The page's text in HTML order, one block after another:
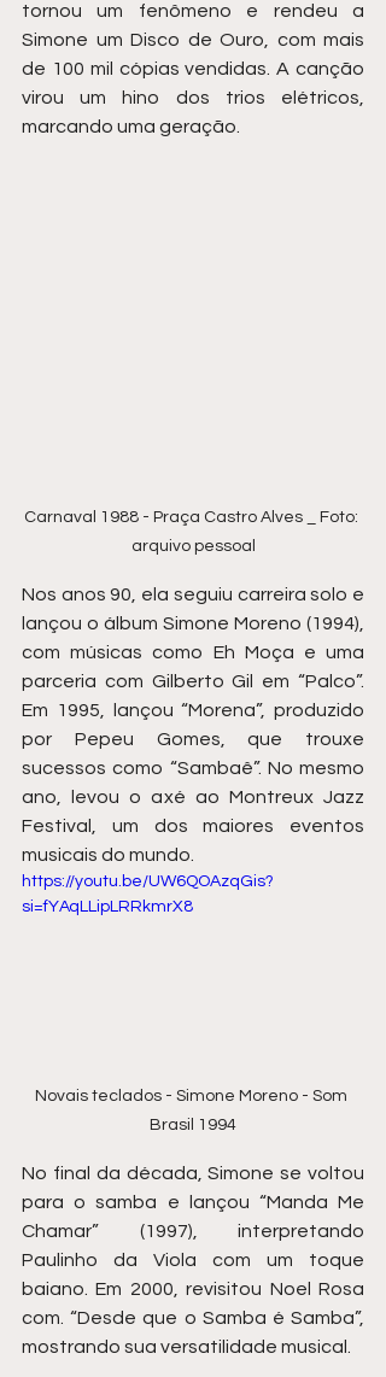
tornou um fenômeno e rendeu a
Simone um Disco de Ouro, com mais
de 100 mil cópias vendidas. A canção
virou um hino dos trios elétricos,
marcando uma geração.
Carnaval 1988 - Praça Castro Alves _ Foto:
arquivo pessoal
Nos anos 90, ela seguiu carreira solo e
lançou o álbum Simone Moreno (1994),
com músicas como Eh Moça e uma
parceria com Gilberto Gil em “Palco”.
Em 1995, lançou “Morena”, produzido
por Pepeu Gomes, que trouxe
sucessos como “Sambaê”. No mesmo
ano, levou o axé ao Montreux Jazz
Festival, um dos maiores eventos
musicais do mundo.
https://youtu.be/UW6QOAzqGis?
si=fYAqLLipLRRkmrX8
Novais teclados - Simone Moreno - Som
Brasil 1994
No final da década, Simone se voltou
para o samba e lançou “Manda Me
Chamar” (1997), interpretando
Paulinho da Viola com um toque
baiano. Em 2000, revisitou Noel Rosa
com. “Desde que o Samba é Samba”,
mostrando sua versatilidade musical.